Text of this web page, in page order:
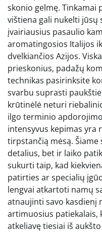
skonio gelmę. Tinkamai
vištiena gali nukelti
įvairiausius pasaulio
aromatingosios Italijos
dvelkiančios Azijos.
prieskonius, padažų
technikas pasirinksite
svarbu suprasti
krūtinėlė neturi
ilgo terminio
intensyvus kepimas yra
tirpstančią mėsą.
detalius, bet ir laiko
sukurti taip, kad
patirties ar specialių
lengvai atkartoti namų
atnaujinti savo kasdienį
artimuosius patiekalais,
atkeliavę tiesiai iš